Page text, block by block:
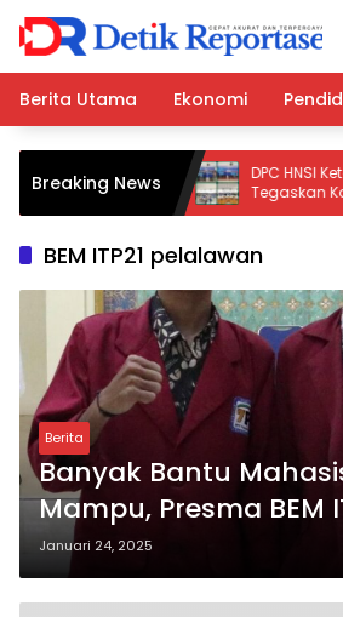
Langsung
konten
Berita Utama
Ekonomi
Breaking News
Salurkan
di
DPC HNSI
Tegaskan
Fasilitasi Aspirasi
BEM ITP21 pelalawan
Berita
Banyak Bantu
Mampu, Presma BEM
Apresiasi Baznas
Januari 24, 2025